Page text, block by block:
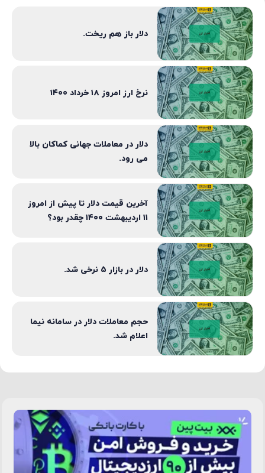
دلار باز هم ریخت.
نرخ ارز امروز ۱۸ خرداد ۱۴۰۰
دلار در معاملات جهانی کماکان بالا
می رود.
آخرین قیمت دلار تا پیش از امروز
۱۱ اردیبهشت ۱۴۰۰ چقدر بود؟
دلار در بازار ۵ نرخی شد.
حجم معاملات دلار در سامانه نیما
اعلام شد.